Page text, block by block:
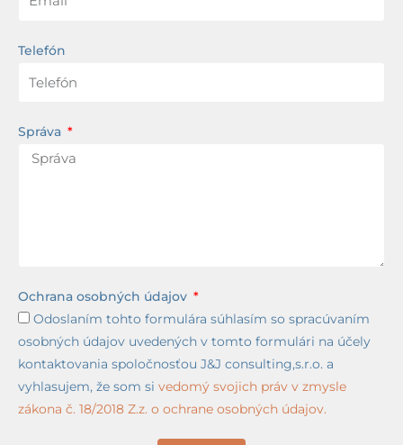
Telefón
Správa
Ochrana osobných údajov
Odoslaním tohto formulára súhlasím so spracúvaním
osobných údajov uvedených v tomto formulári na účely
kontaktovania spoločnosťou J&J consulting,s.r.o. a
vyhlasujem, že som si vedomý svojich práv v zmysle
zákona č. 18/2018 Z.z. o ochrane osobných údajov.